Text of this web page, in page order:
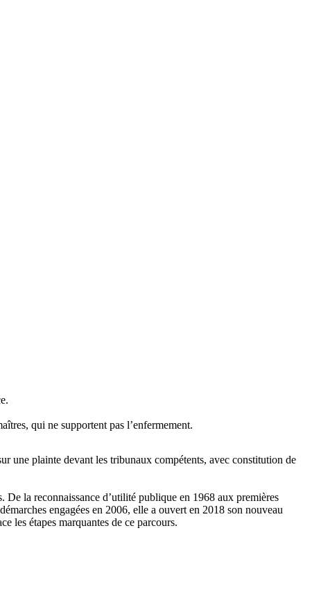
qui ne supportent pas l’enfermement.
une plainte devant les tribunaux compétents, avec constitution de
De la reconnaissance d’utilité publique en 1968 aux premières
engagées en 2006, elle a ouvert en 2018 son nouveau
les étapes marquantes de ce parcours.